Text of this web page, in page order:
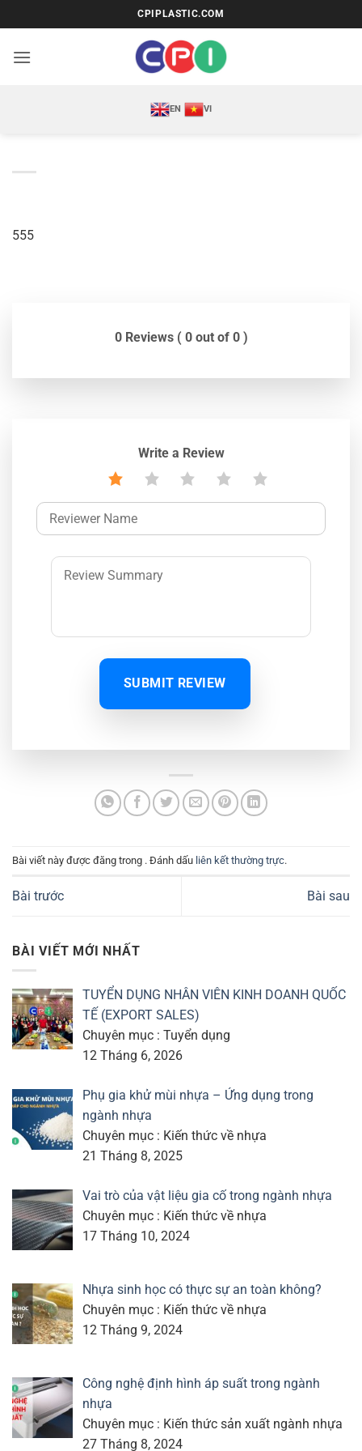
qua
nội
CPIPLASTIC.COM
EN VI
555
0 Reviews ( 0 out of 0 )
Write a Review
SUBMIT REVIEW
Bài viết này được đăng trong . Đánh dấu liên kết thường trực.
Bài trước Bài sau
BÀI VIẾT MỚI NHẤT
TUYỂN DỤNG NHÂN VIÊN KINH DOANH QUỐC
TẾ (EXPORT SALES)
Chuyên mục : Tuyển dụng
12 Tháng 6, 2026
Phụ gia khử mùi nhựa – Ứng dụng trong
ngành nhựa
Chuyên mục : Kiến thức về nhựa
21 Tháng 8, 2025
Vai trò của vật liệu gia cố trong ngành nhựa
Chuyên mục : Kiến thức về nhựa
17 Tháng 10, 2024
Nhựa sinh học có thực sự an toàn không?
Chuyên mục : Kiến thức về nhựa
12 Tháng 9, 2024
Công nghệ định hình áp suất trong ngành
nhựa
Chuyên mục : Kiến thức sản xuất ngành nhựa
27 Tháng 8, 2024